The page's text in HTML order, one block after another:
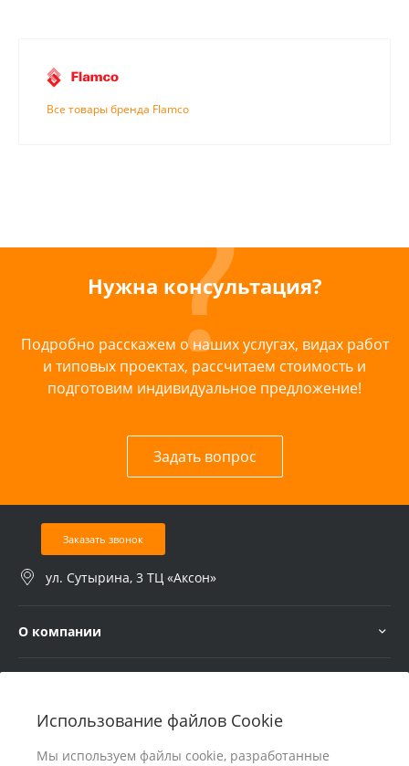
Использование файлов Cookie
Мы используем файлы cookie, разработанные
Все товары бренда Flamco
Нужна консультация?
Подробно расскажем о наших услугах, видах работ
и типовых проектах, рассчитаем стоимость и
подготовим индивидуальное предложение!
Задать вопрос
Заказать звонок
ул. Сутырина, 3 ТЦ «Аксон»
О компании